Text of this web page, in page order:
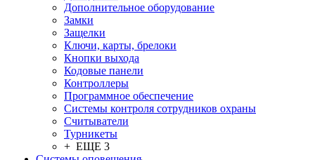
Дополнительное оборудование
Замки
Защелки
Ключи, карты, брелоки
Кнопки выхода
Кодовые панели
Контроллеры
Программное обеспечение
Системы контроля сотрудников охраны
Считыватели
Турникеты
+ ЕЩЕ 3